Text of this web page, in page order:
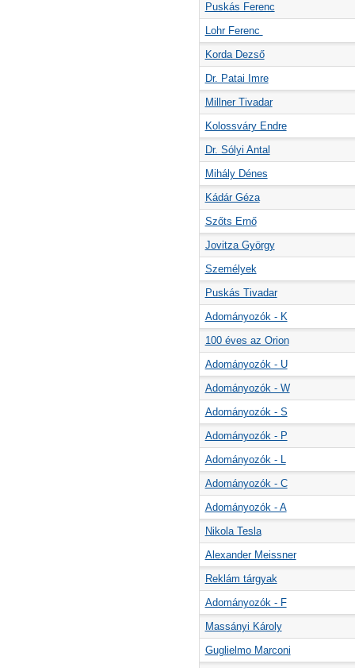
Puskás Ferenc
Lohr Ferenc
Korda Dezső
Dr. Patai Imre
Millner Tivadar
Kolossváry Endre
Dr. Sólyi Antal
Mihály Dénes
Kádár Géza
Szőts Ernő
Jovitza György
Személyek
Puskás Tivadar
Adományozók - K
100 éves az Orion
Adományozók - U
Adományozók - W
Adományozók - S
Adományozók - P
Adományozók - L
Adományozók - C
Adományozók - A
Nikola Tesla
Alexander Meissner
Reklám tárgyak
Adományozók - F
Massányi Károly
Guglielmo Marconi